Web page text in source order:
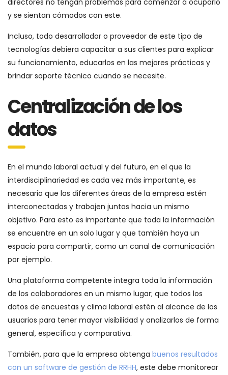
directores no tengan problemas para comenzar a ocuparlo
y se sientan cómodos con este.
Incluso, todo desarrollador o proveedor de este tipo de
tecnologías debiera capacitar a sus clientes para explicar
su funcionamiento, educarlos en las mejores prácticas y
brindar soporte técnico cuando se necesite.
Centralización de los
datos
En el mundo laboral actual y del futuro, en el que la
interdisciplinariedad es cada vez más importante, es
necesario que las diferentes áreas de la empresa estén
interconectadas y trabajen juntas hacia un mismo
objetivo. Para esto es importante que toda la información
se encuentre en un solo lugar y que también haya un
espacio para compartir, como un canal de comunicación
por ejemplo.
Una plataforma competente integra toda la información
de los colaboradores en un mismo lugar; que todos los
datos de encuestas y clima laboral estén al alcance de los
usuarios para tener mayor visibilidad y analizarlos de forma
general, específica y comparativa.
También, para que la empresa obtenga buenos resultados
con un software de gestión de RRHH, este debe monitorear